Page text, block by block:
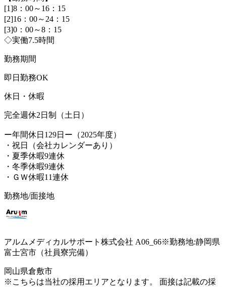
[1]8：00～16：15
[2]16：00～24：15
[3]0：00～8：15
◇実働7.5時間
勤務期間
即日勤務OK
休日・休暇
完全週休2日制（土日）
ー年間休日129日ー（2025年度）
・祝日（会社カレンダーあり）
・夏季休暇9連休
・冬季休暇9連休
・ＧＷ休暇11連休
勤務地/面接地
アルムメディカルサポート株式会社 A06_66※勤務地:静岡県
富士宮市（社員寮完備）
岡山県倉敷市
※こちらは当社の採用エリアとなります。 面接は記載の採